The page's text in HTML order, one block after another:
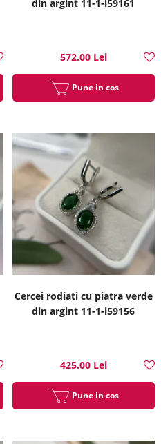
din argint 11-1-i59161
572.00 Lei
Pune in cos
Cercei rodiati cu piatra verde
din argint 11-1-i59156
425.00 Lei
Pune in cos